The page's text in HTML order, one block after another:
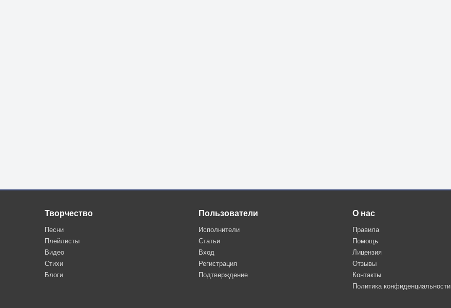
Творчество
Песни
Плейлисты
Видео
Стихи
Блоги
Пользователи
Исполнители
Статьи
Вход
Регистрация
Подтверждение
О нас
Правила
Помощь
Лицензия
Отзывы
Контакты
Политика конфиденциальности